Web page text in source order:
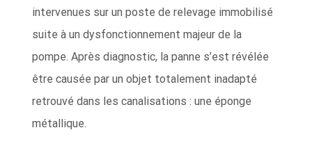
intervenues sur un poste de relevage immobilisé
suite à un dysfonctionnement majeur de la
pompe. Après diagnostic, la panne s’est révélée
être causée par un objet totalement inadapté
retrouvé dans les canalisations : une éponge
métallique.